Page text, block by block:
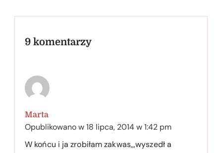
9 komentarzy
Marta
Opublikowano w18 lipca, 2014 w 1:42 pm
W końcu i ja zrobiłam zakwas,,,wyszedł a